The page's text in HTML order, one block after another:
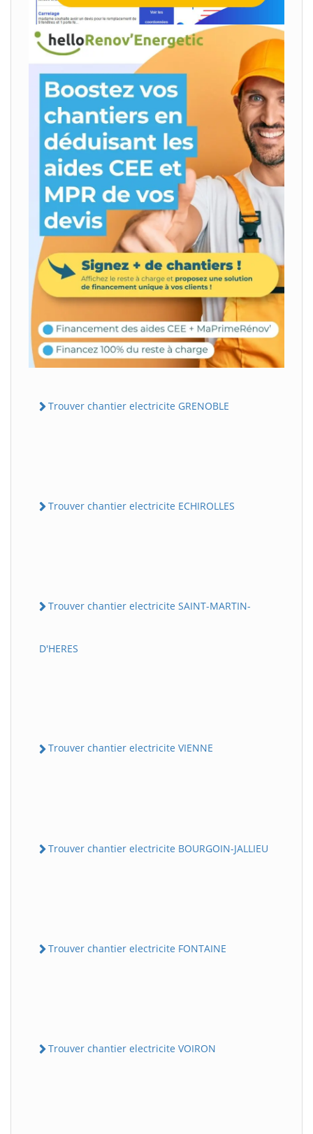
Trouver chantier electricite GRENOBLE
Trouver chantier electricite ECHIROLLES
Trouver chantier electricite SAINT-MARTIN-
D'HERES
Trouver chantier electricite VIENNE
Trouver chantier electricite BOURGOIN-JALLIEU
Trouver chantier electricite FONTAINE
Trouver chantier electricite VOIRON